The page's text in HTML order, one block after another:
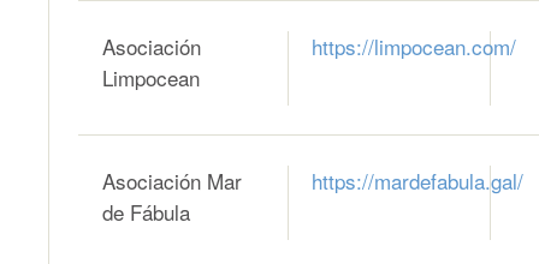
Asociación
Limpocean
https://limpocean.com/
Asociación Mar
de Fábula
https://mardefabula.gal/